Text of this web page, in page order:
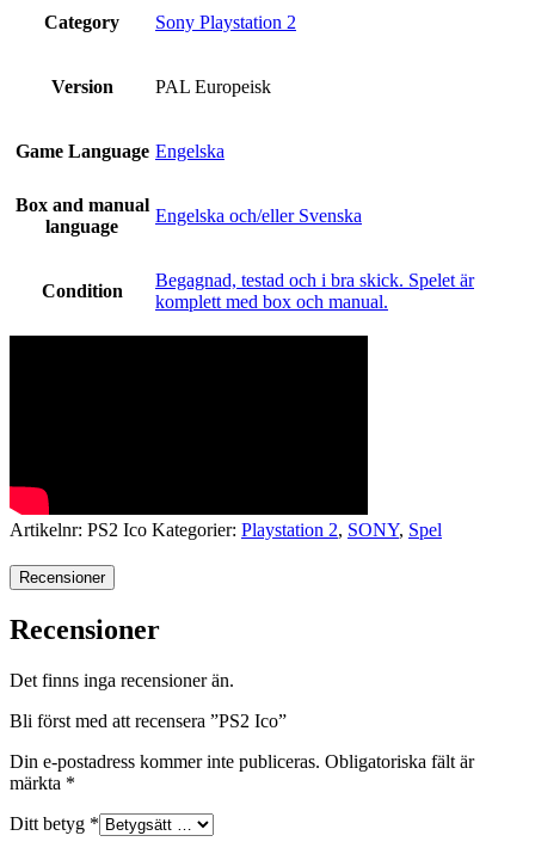
Category Sony Playstation 2
Version PAL Europeisk
Game Language Engelska
Box and manual
language
Engelska och/eller Svenska
Condition
Begagnad, testad och i bra skick. Spelet är
komplett med box och manual.
Artikelnr: PS2 Ico Kategorier: Playstation 2, SONY, Spel
Recensioner
Recensioner
Det finns inga recensioner än.
Bli först med att recensera ”PS2 Ico”
Din e-postadress kommer inte publiceras. Obligatoriska fält är
märkta *
Ditt betyg *